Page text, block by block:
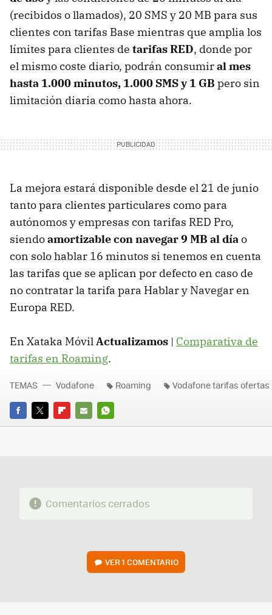
(recibidos o llamados), 20 SMS y 20 MB para sus
clientes con tarifas Base mientras que amplia los
límites para clientes de tarifas RED, donde por
el mismo coste diario, podrán consumiral mes
hasta 1.000 minutos, 1.000 SMS y 1 GB pero sin
limitación diaria como hasta ahora.
La mejora estará disponible desde el 21 de junio
tanto para clientes particulares como para
autónomos y empresas con tarifas RED Pro,
siendoamortizable con navegar 9 MB al díao
con solo hablar 16 minutos si tenemos en cuenta
las tarifas que se aplican por defecto en caso de
no contratar la tarifa para Hablar y Navegar en
Europa RED.
En Xataka MóvilActualizamos | Comparativa de
tarifas en Roaming.
FACEBOOK
TWITTERFLIPBOARD
E-
WHATSAPP
TEMAS Vodafone Roaming Vodafone tarifas ofertas
Comentarios cerrados
VER1 COMENTARIO